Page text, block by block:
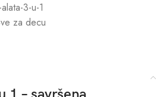
3-u-1
za decu